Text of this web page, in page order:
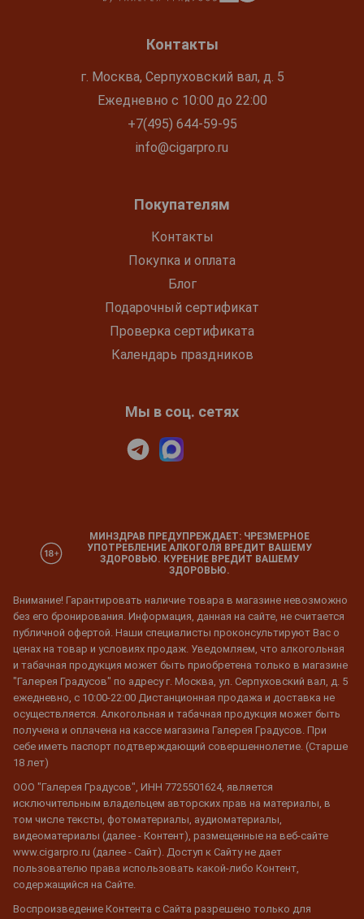
Контакты
г. Москва, Серпуховский вал, д. 5
Ежедневно с 10:00 до 22:00
+7(495) 644-59-95
info@cigarpro.ru
Покупателям
Контакты
Покупка и оплата
Блог
Подарочный сертификат
Проверка сертификата
Календарь праздников
Мы в соц. сетях
МИНЗДРАВ ПРЕДУПРЕЖДАЕТ: ЧРЕЗМЕРНОЕ
УПОТРЕБЛЕНИЕ АЛКОГОЛЯ ВРЕДИТ ВАШЕМУ
ЗДОРОВЬЮ. КУРЕНИЕ ВРЕДИТ ВАШЕМУ
ЗДОРОВЬЮ.
Внимание! Гарантировать наличие товара в магазине невозможно
без его бронирования. Информация, данная на сайте, не считается
публичной офертой. Наши специалисты проконсультируют Вас о
ценах на товар и условиях продаж. Уведомляем, что алкогольная
и табачная продукция может быть приобретена только в магазине
"Галерея Градусов" по адресу г. Москва, ул. Серпуховский вал, д. 5
ежедневно, с 10:00-22:00 Дистанционная продажа и доставка не
осуществляется. Алкогольная и табачная продукция может быть
получена и оплачена на кассе магазина Галерея Градусов. При
себе иметь паспорт подтверждающий совершеннолетие. (Старше
18 лет)
ООО "Галерея Градусов", ИНН 7725501624, является
исключительным владельцем авторских прав на материалы, в
том числе тексты, фотоматериалы, аудиоматериалы,
видеоматериалы (далее - Контент), размещенные на веб-сайте
www.cigarpro.ru (далее - Сайт). Доступ к Сайту не дает
пользователю права использовать какой-либо Контент,
содержащийся на Сайте.
Воспроизведение Контента с Сайта разрешено только для